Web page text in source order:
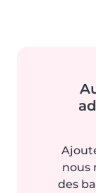
nous
des